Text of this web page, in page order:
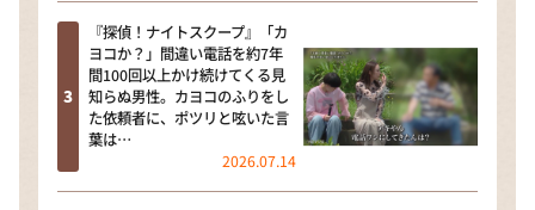
『探偵！ナイトスクープ』「カ
ヨコか？」間違い電話を約7年
間100回以上かけ続けてくる見
知らぬ男性。カヨコのふりをし
た依頼者に、ポツリと呟いた言
葉は…
2026.07.14